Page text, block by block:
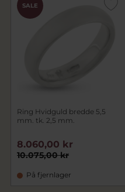
SALE
Ring Hvidguld bredde 5,5
mm. tk. 2,5 mm.
10.075,00 kr
8.060,00 kr
På fjernlager